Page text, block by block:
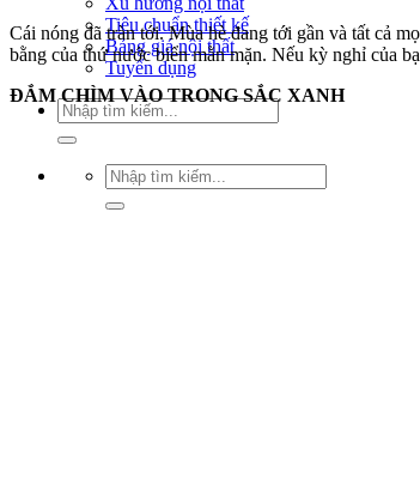
Tiêu chuẩn thiết kế
Bảng giá nội thất
Tuyển dụng
Tìm
kiếm:
Tìm
kiếm:
Cái nóng đã tràn tới. Mùa hè đang tới gần và tất cả
bằng của thứ nước biển mằn mặn. Nếu kỳ nghỉ của
ĐẮM CHÌM VÀO TRONG SẮC XANH